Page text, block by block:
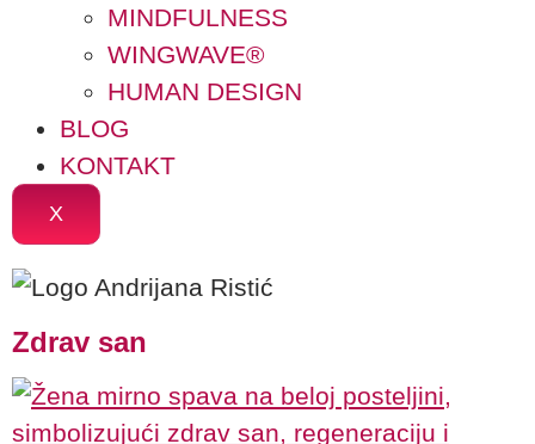
MINDFULNESS
WINGWAVE®
HUMAN DESIGN
BLOG
KONTAKT
X
Zdrav san